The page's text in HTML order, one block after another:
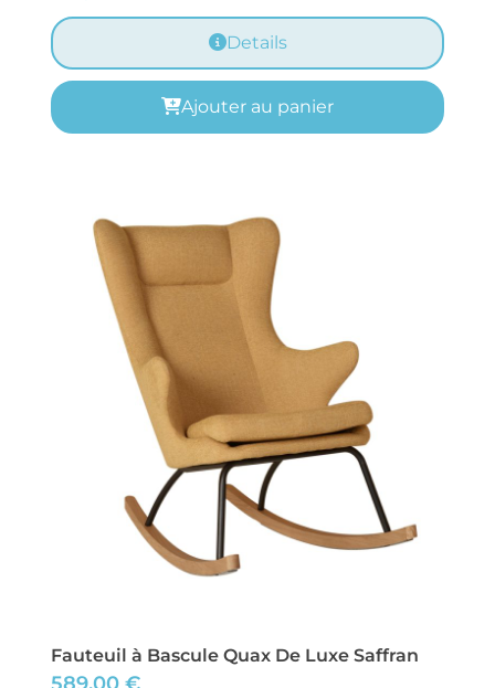
Details
Ajouter au panier
Fauteuil à Bascule Quax De Luxe Saffran